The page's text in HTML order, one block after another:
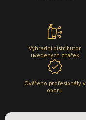
Výhradní distributor
uvedených značek
Ověřeno profesionály v
oboru